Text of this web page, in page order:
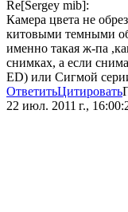
Re[Sergey mib]:
Камера цвета не
китовыми темными
именно такая ж-па
снимках, а если
ЕD) или Сигмой
ОтветитьЦитировать
22 июл. 2011 г.,